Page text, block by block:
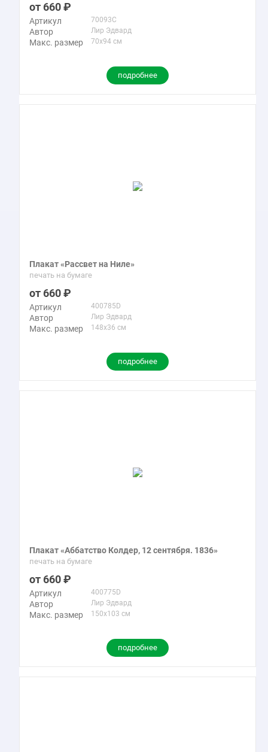
660
Артикул 70093C
Автор Лир Эдвард
Макс. размер 70x94 см
подробнее
Плакат «Рассвет на Ниле»
печать на бумаге
660
Артикул 400785D
Автор Лир Эдвард
Макс. размер 148x36 см
подробнее
Плакат «Аббатство Колдер, 12 сентября. 1836»
печать на бумаге
660
Артикул 400775D
Автор Лир Эдвард
Макс. размер 150x103 см
подробнее